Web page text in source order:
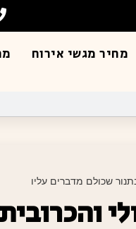
מחיר מגשי אירוח
שכולם מדברים עליו